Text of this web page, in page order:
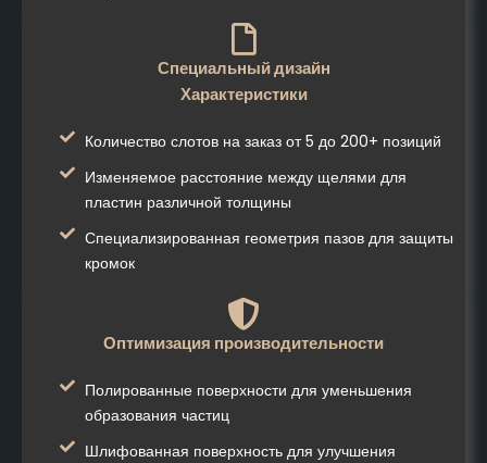
Специальный дизайн
Характеристики
Количество слотов на заказ от 5 до 200+ позиций
Изменяемое расстояние между щелями для
пластин различной толщины
Специализированная геометрия пазов для защиты
кромок
Оптимизация производительности
Полированные поверхности для уменьшения
образования частиц
Шлифованная поверхность для улучшения